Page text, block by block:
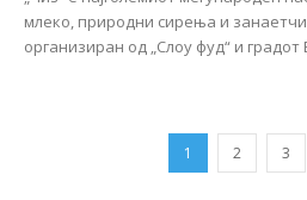
млеко, природни сирења и
организиран од „Слоу фуд“ и градот
1 2 3